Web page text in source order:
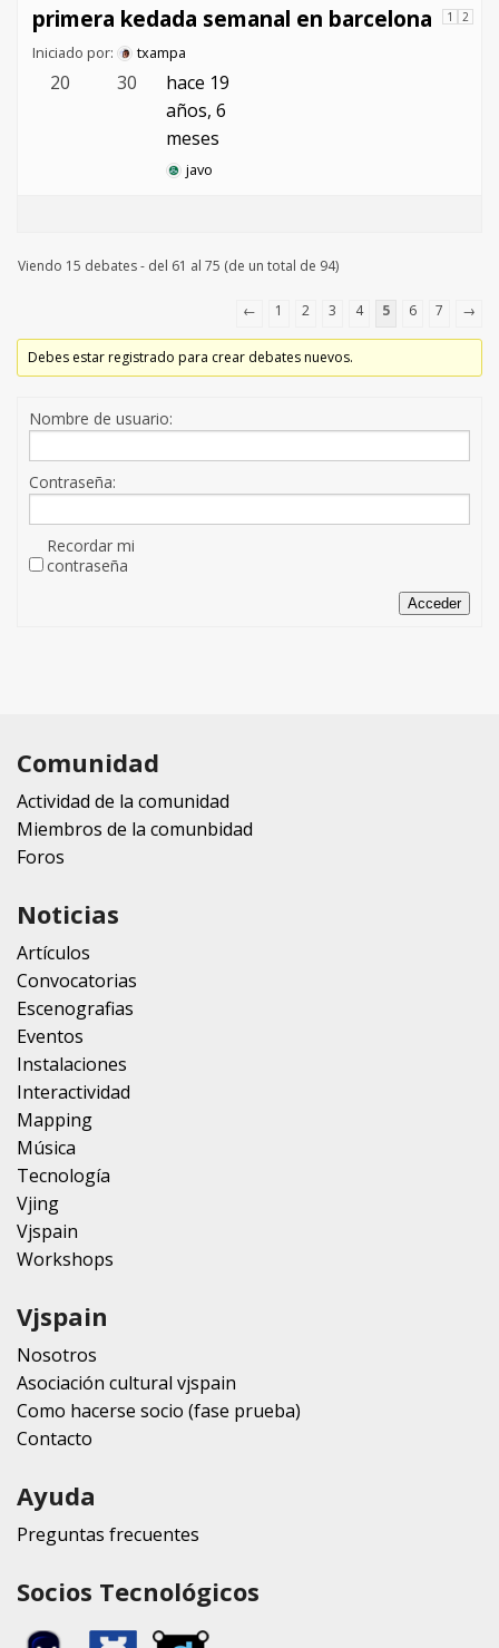
primera kedada semanal en barcelona 1 2
Iniciado por: txampa
20 30
hace 19
años, 6
meses
javo
Viendo 15 debates - del 61 al 75 (de un total de 94)
← 1 2 3 4 5 6 7 →
Debes estar registrado para crear debates nuevos.
Nombre de usuario:
Contraseña:
Recordar mi
contraseña
Acceder
Comunidad
Actividad de la comunidad
Miembros de la comunbidad
Foros
Noticias
Artículos
Convocatorias
Escenografias
Eventos
Instalaciones
Interactividad
Mapping
Música
Tecnología
Vjing
Vjspain
Workshops
Vjspain
Nosotros
Asociación cultural vjspain
Como hacerse socio (fase prueba)
Contacto
Ayuda
Preguntas frecuentes
Socios Tecnológicos